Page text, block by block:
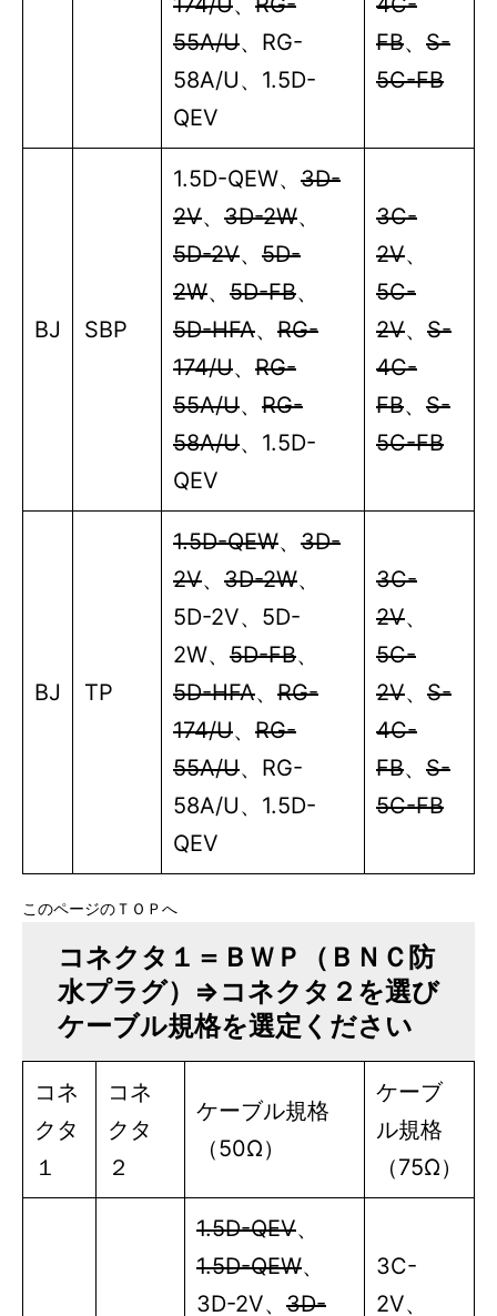
55A/U、 RG-
58A/U、 1.5D-
QEV
FB、 S-
5C-FB
BJ SBP
1.5D-QEW、 3D-
2V、 3D-2W、
5D-2V、 5D-
2W、 5D-FB、
5D-HFA、 RG-
174/U、 RG-
55A/U、 RG-
58A/U、 1.5D-
QEV
3C-
2V、
5C-
2V、 S-
4C-
FB、 S-
5C-FB
BJ TP
1.5D-QEW、 3D-
2V、 3D-2W、
5D-2V、 5D-
2W、 5D-FB、
5D-HFA、 RG-
174/U、 RG-
55A/U、 RG-
58A/U、 1.5D-
QEV
3C-
2V、
5C-
2V、 S-
4C-
FB、 S-
5C-FB
このページのＴＯＰへ
コネクタ１＝ＢＷＰ（ＢＮＣ防
水プラグ）⇒コネクタ２を選び
ケーブル規格を選定ください
コネ
クタ
１
コネ
クタ
２
ケーブル規格
（50Ω）
ケーブ
ル規格
（75Ω）
1.5D-QEV、
1.5D-QEW、
3D-2V、 3D-
3C-
2V、